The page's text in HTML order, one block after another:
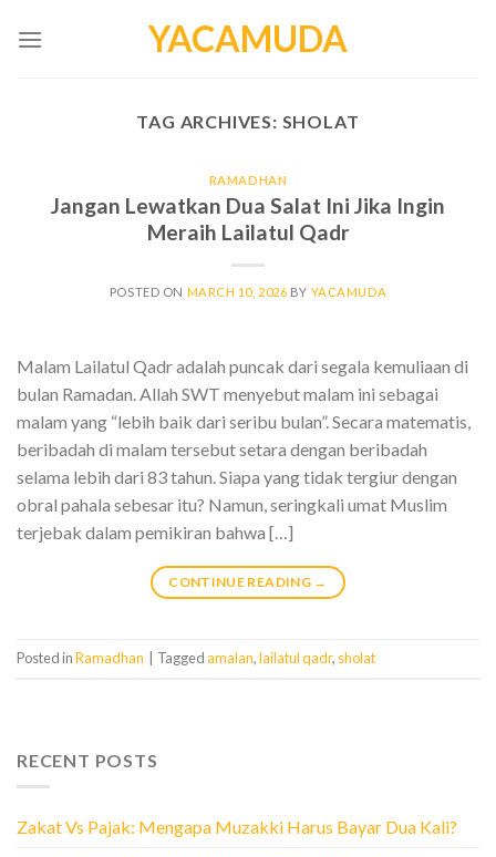
YACAMUDA
TAG ARCHIVES: SHOLAT
RAMADHAN
Jangan Lewatkan Dua Salat Ini Jika Ingin
Meraih Lailatul Qadr
POSTED ON MARCH 10, 2026 BY YACAMUDA
Malam Lailatul Qadr adalah puncak dari segala kemuliaan di
bulan Ramadan. Allah SWT menyebut malam ini sebagai
malam yang “lebih baik dari seribu bulan”. Secara matematis,
beribadah di malam tersebut setara dengan beribadah
selama lebih dari 83 tahun. Siapa yang tidak tergiur dengan
obral pahala sebesar itu? Namun, seringkali umat Muslim
terjebak dalam pemikiran bahwa […]
CONTINUE READING →
Posted inRamadhan Taggedamalan,lailatul qadr, sholat
RECENT POSTS
Zakat Vs Pajak: Mengapa Muzakki Harus Bayar Dua Kali?